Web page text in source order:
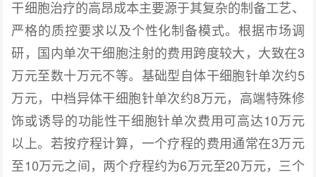
干细胞治疗的高昂成本主要源于其复杂的制备工艺、
严格的质控要求以及个性化制备模式。根据市场调
研，国内单次干细胞注射的费用跨度较大，大致在3
万元至数十万元不等。基础型自体干细胞针单次约5
万元，中档异体干细胞针单次约8万元，高端特殊修
饰或诱导的功能性干细胞针单次费用可高达10万元
以上。若按疗程计算，一个疗程的费用通常在3万元
至10万元之间，两个疗程约为6万元至20万元，三个